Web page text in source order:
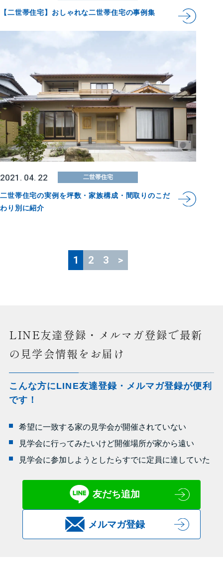
【二世帯住宅】おしゃれな二世帯住宅の事例集
2021. 04. 22 二世帯住宅
二世帯住宅の実例を坪数・家族構成・間取りのこだ
わり別に紹介
1 2 3 >
LINE友達登録・メルマガ登録で最新
の見学会情報をお届け
こんな方にLINE友達登録・メルマガ登録が便利
です！
希望に一致する家の見学会が開催されていない
見学会に行ってみたいけど開催場所が家から遠い
見学会に参加しようとしたらすでに定員に達していた
友だち追加
メルマガ登録